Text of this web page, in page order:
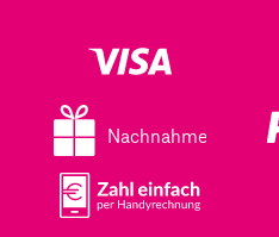
neuen Tab geöffnet)
einem neuen Tab geöffnet)
Nachnahme